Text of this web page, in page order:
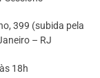
399 (subida pela
– RJ
18h